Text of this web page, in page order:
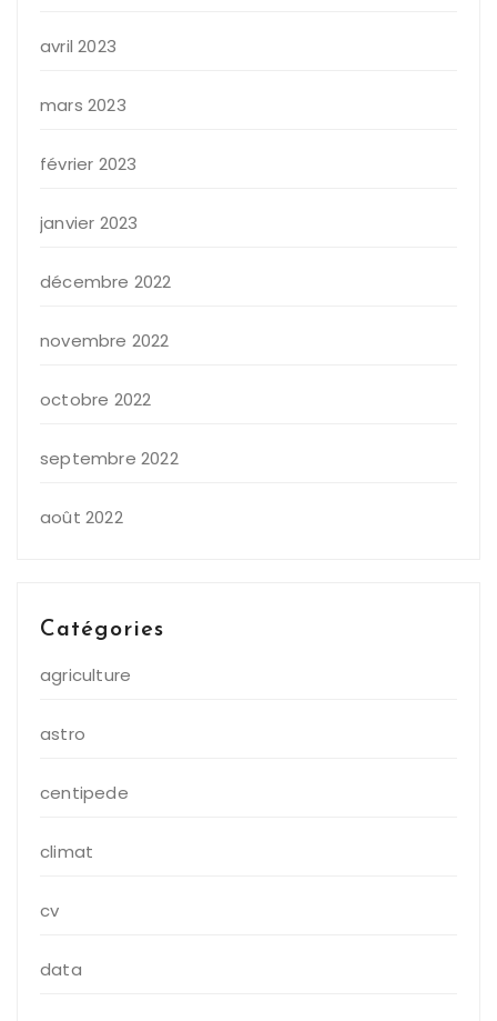
avril 2023
mars 2023
février 2023
janvier 2023
décembre 2022
novembre 2022
octobre 2022
septembre 2022
août 2022
Catégories
agriculture
astro
centipede
climat
cv
data